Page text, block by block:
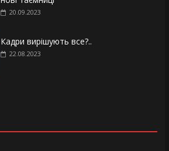
20.09.2023
Кадри вирішують все?..
22.08.2023